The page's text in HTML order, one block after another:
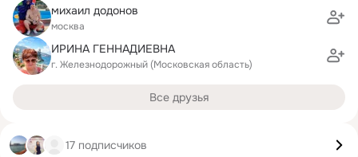
михаил додонов
москва
ИРИНА ГЕННАДИЕВНА
г. Железнодорожный (Московская область)
Все друзья
17 подписчиков